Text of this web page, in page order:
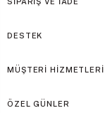
DESTEK
MÜŞTERİ HİZMETLERİ
ÖZEL GÜNLER